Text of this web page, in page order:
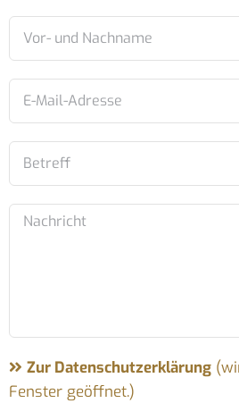
Zur Datenschutzerklärung
Fenster geöffnet.)